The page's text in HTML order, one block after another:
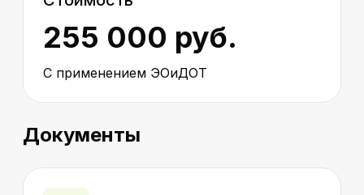
255 000 руб.
С применением ЭОиДОТ
Документы